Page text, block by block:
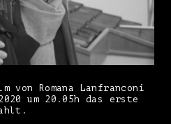
von Romana Lanfranconi
um 20.05h das erste